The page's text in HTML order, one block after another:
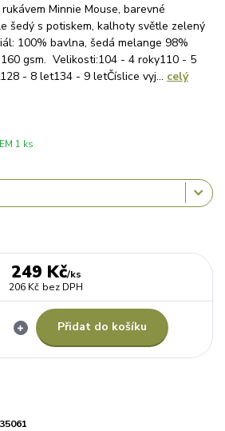
Minnie Mouse, barevné
šedý s potiskem, kalhoty světle zelený
100% bavlna, šedá melange 98%
gsm. Velikosti:104 - 4 roky110 - 5
- 8 let134 - 9 letČíslice vyj... celý
1 ks
249 Kč/ks
206 Kč bez DPH
Přidat do košíku